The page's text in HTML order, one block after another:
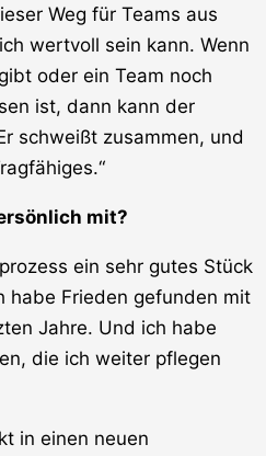
Weg für Teams aus
wertvoll sein kann. Wenn
oder ein Team noch
ist, dann kann der
schweißt zusammen, und
mit?
ein sehr gutes Stück
habe Frieden gefunden mit
Jahre. Und ich habe
die ich weiter pflegen
in einen neuen